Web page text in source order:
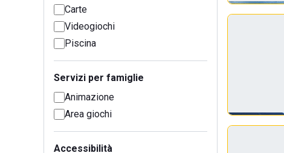
Carte
Videogiochi
Piscina
Servizi per famiglie
Animazione
Area giochi
Accessibilità